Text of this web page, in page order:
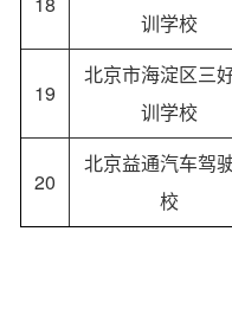
训学校
19
北京市海淀区三
训学校
20
北京益通汽车驾
校